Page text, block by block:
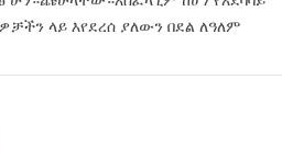
ላይ እየደረሰ ያለውን በደል ለዓለም